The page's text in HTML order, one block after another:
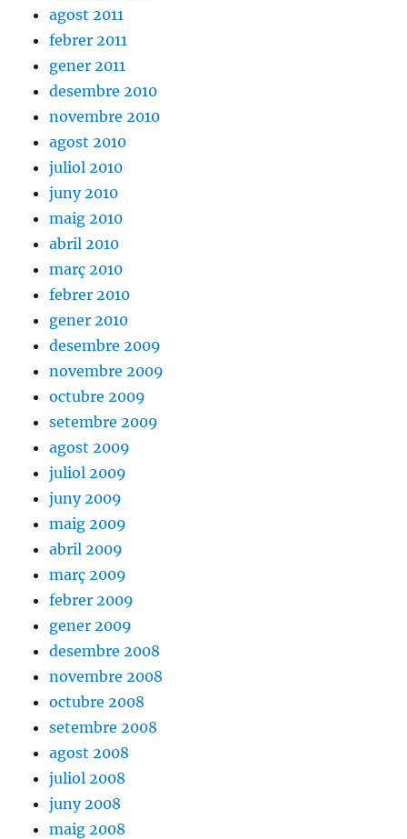
agost 2011
febrer 2011
gener 2011
desembre 2010
novembre 2010
agost 2010
juliol 2010
juny 2010
maig 2010
abril 2010
març 2010
febrer 2010
gener 2010
desembre 2009
novembre 2009
octubre 2009
setembre 2009
agost 2009
juliol 2009
juny 2009
maig 2009
abril 2009
març 2009
febrer 2009
gener 2009
desembre 2008
novembre 2008
octubre 2008
setembre 2008
agost 2008
juliol 2008
juny 2008
maig 2008